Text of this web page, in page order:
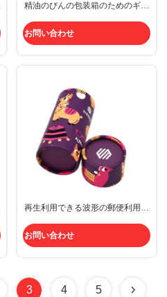
精油のびんの包装箱のためのギフ
を印刷するCmyk
お問い合わせ
再生利用できる波形の郵便利用者
ュ箱旅行車のカップ・ホルダーを
お問い合わせ
3 4 5